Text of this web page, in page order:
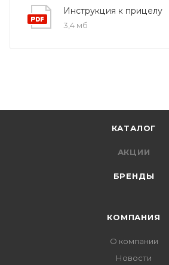
Инструкция к прицелу
3,4 мб
КАТАЛОГ
АКЦИИ
БРЕНДЫ
КОМПАНИЯ
О компании
Новости